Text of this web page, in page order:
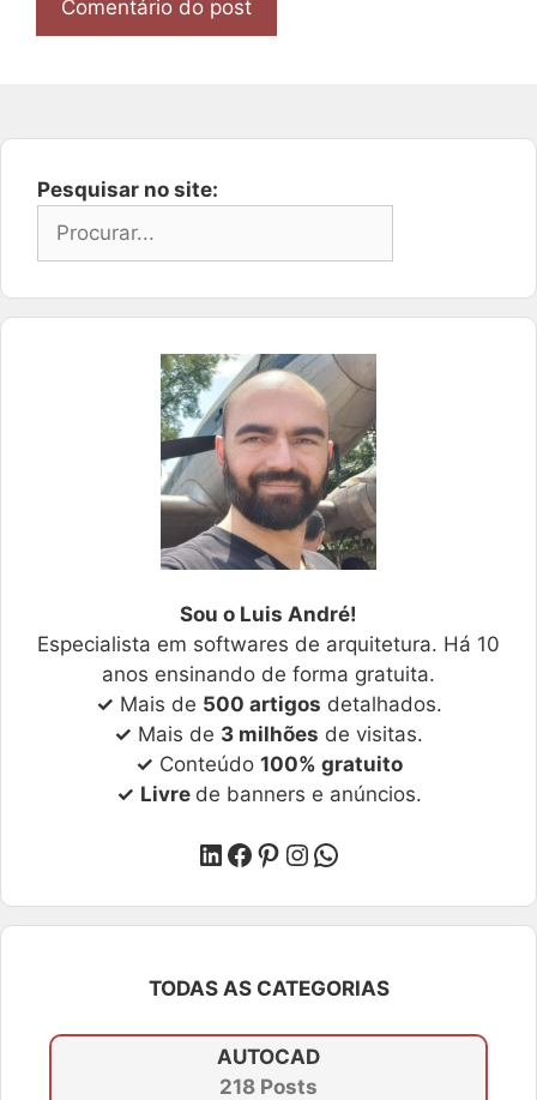
Pesquisar no site:
Sou o Luis André!
Especialista em softwares de arquitetura. Há 10
anos ensinando de forma gratuita.
✓ Mais de 500 artigos detalhados.
✓ Mais de 3 milhões de visitas.
✓ Conteúdo 100% gratuito
✓ Livre de banners e anúncios.
LinkedIn
Facebook
Pinterest
Instagram
WhatsApp
TODAS AS CATEGORIAS
AUTOCAD
218 Posts